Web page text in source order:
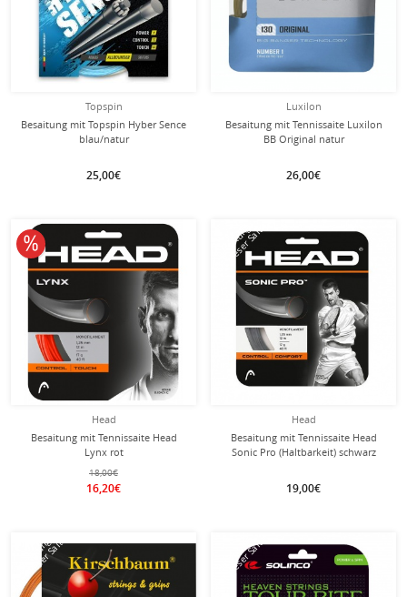
Topspin
Besaitung mit Topspin Hyber Sence
blau/natur
25,00€
Luxilon
Besaitung mit Tennissaite Luxilon
BB Original natur
26,00€
Head
Besaitung mit Tennissaite Head
Lynx rot
18,00€
16,20€
10% reduziert
Head
Besaitung mit Tennissaite Head
Sonic Pro (Haltbarkeit) schwarz
19,00€
Besaitung
mit dieser Saite
Besaitung
mit dieser Saite Besaitung
mit dieser Saite